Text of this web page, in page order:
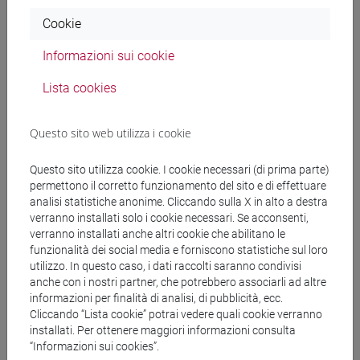
Orario
Docenti
MASI Francesca Guadalupe
Materiali didattici
Materiali su Moodle
Corsi di studio e percorsi
[FMR2] SCIENZE DELL'ANTICHITÀ:
ARCHEOLOGIA, LETTERATURE E STORIA -
Cookie
Informazioni sui cookie
Lista cookies
Questo sito web utilizza i cookie
Questo sito utilizza cookie. I cookie necessari (di prima parte)
permettono il corretto funzionamento del sito e di effettuare
analisi statistiche anonime. Cliccando sulla X in alto a destra
verranno installati solo i cookie necessari. Se acconsenti,
verranno installati anche altri cookie che abilitano le
funzionalità dei social media e forniscono statistiche sul loro
utilizzo. In questo caso, i dati raccolti saranno condivisi
anche con i nostri partner, che potrebbero associarli ad altre
informazioni per finalità di analisi, di pubblicità, ecc.
Cliccando “Lista cookie” potrai vedere quali cookie verranno
installati. Per ottenere maggiori informazioni consulta
“Informazioni sui cookies”.